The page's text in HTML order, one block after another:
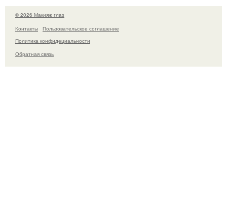
© 2026 Макияж глаз
Контакты
Пользовательское соглашение
Политика конфидециальности
Обратная связь